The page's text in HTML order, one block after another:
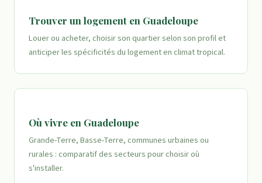
Trouver un logement en Guadeloupe
Louer ou acheter, choisir son quartier selon son profil et
anticiper les spécificités du logement en climat tropical.
Où vivre en Guadeloupe
Grande-Terre, Basse-Terre, communes urbaines ou
rurales : comparatif des secteurs pour choisir où
s'installer.